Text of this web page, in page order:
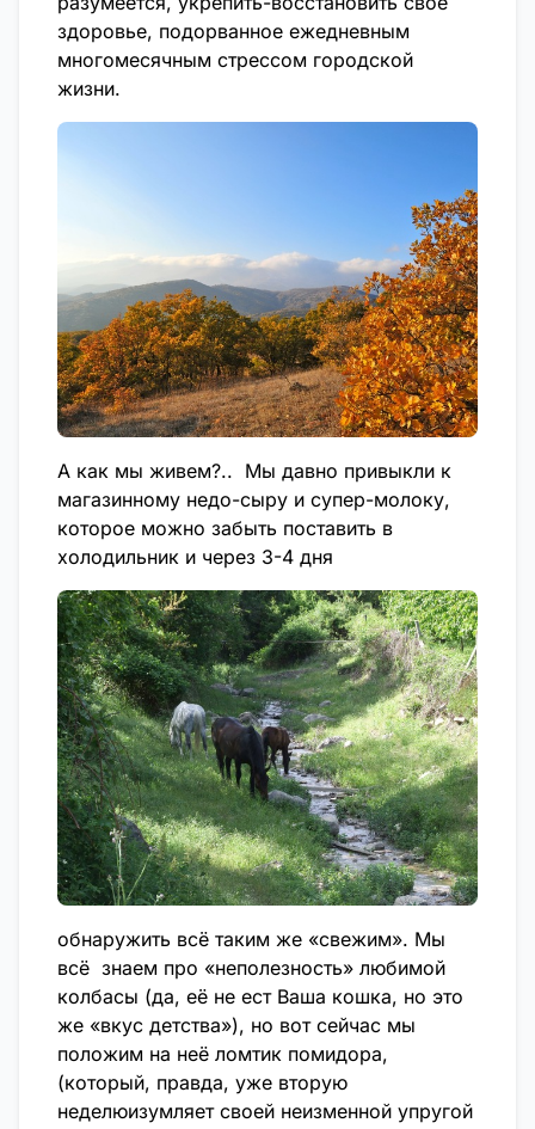
здоровье, подорванное ежедневным
многомесячным стрессом городской
жизни.
А как мы живем?.. Мы давно привыкли к
магазинному недо-сыру и супер-молоку,
которое можно забыть поставить в
холодильник и через 3-4 дня
обнаружить всё таким же «свежим». Мы
всё знаем про «неполезность» любимой
колбасы (да, её не ест Ваша кошка, но это
же «вкус детства»), но вот сейчас мы
положим на неё ломтик помидора,
(который, правда, уже вторую
неделюизумляет своей неизменной упругой